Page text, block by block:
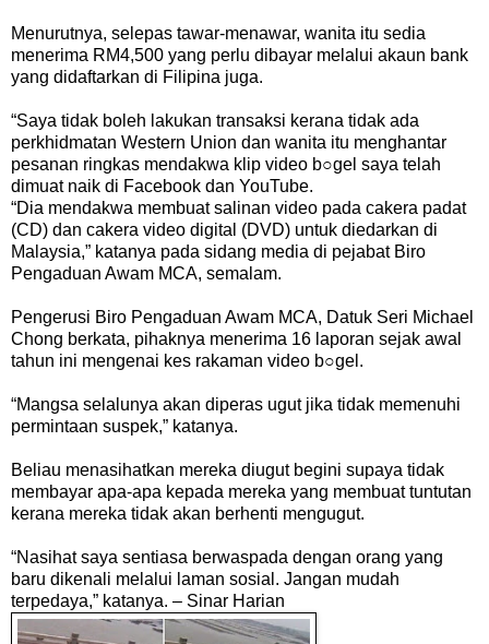
Menurutnya, selepas tawar-menawar, wanita itu sedia
menerima RM4,500 yang perlu dibayar melalui akaun bank
yang didaftarkan di Filipina juga.
“Saya tidak boleh lakukan transaksi kerana tidak ada
perkhidmatan Western Union dan wanita itu menghantar
pesanan ringkas mendakwa klip video b○gel saya telah
dimuat naik di Facebook dan YouTube.
“Dia mendakwa membuat salinan video pada cakera padat
(CD) dan cakera video digital (DVD) untuk diedarkan di
Malaysia,” katanya pada sidang media di pejabat Biro
Pengaduan Awam MCA, semalam.
Pengerusi Biro Pengaduan Awam MCA, Datuk Seri Michael
Chong berkata, pihaknya menerima 16 laporan sejak awal
tahun ini mengenai kes rakaman video b○gel.
“Mangsa selalunya akan diperas ugut jika tidak memenuhi
permintaan suspek,” katanya.
Beliau menasihatkan mereka diugut begini supaya tidak
membayar apa-apa kepada mereka yang membuat tuntutan
kerana mereka tidak akan berhenti mengugut.
“Nasihat saya sentiasa berwaspada dengan orang yang
baru dikenali melalui laman sosial. Jangan mudah
terpedaya,” katanya. – Sinar Harian